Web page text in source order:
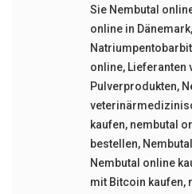
Sie Nembutal
online in Dänemark,
online, Lieferanten
Pulverprodukten,
kaufen, nembutal
bestellen,
Nembutal online
mit Bitcoin kaufen,